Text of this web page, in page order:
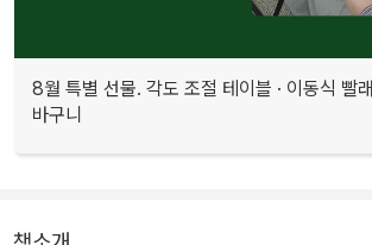
8월 특별 선물. 각도 조절 테이블 · 이동식 빨래
바구니